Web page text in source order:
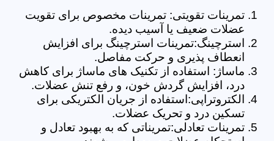
تمرینات تقویتی: تمرینات مخصوص برای تقویت
عضلات ضعیف یا آسیب دیده.
استرچینگ:تمرینات استرچینگ برای افزایش
انعطاف پذیری و حرکت مفاصل.
ماساژ: استفاده از تکنیک های ماساژ برای کاهش
درد، افزایش گردش خون، و رفع تنش عضلات.
الکتروتراپی:استفاده از جریان الکتریکی برای
تسکین درد و تحریک عضلات.
تمرینات تعادلی:تمریناتی که به بهبود تعادل و